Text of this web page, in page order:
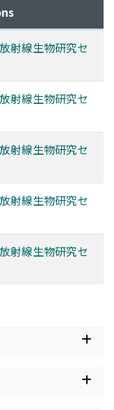
射線生物研究セ
射線生物研究セ
射線生物研究セ
射線生物研究セ
射線生物研究セ